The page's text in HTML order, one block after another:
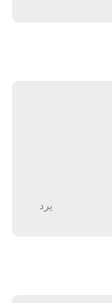
يرد